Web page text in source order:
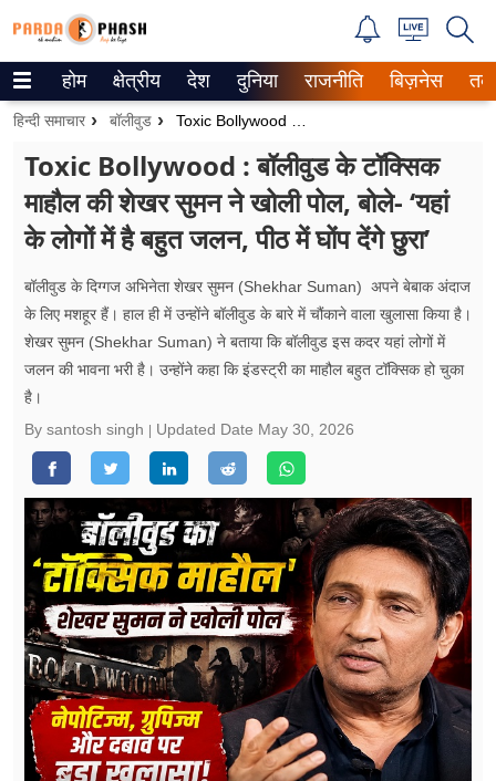
Trending on Google News
वेब स्टोरीज
उत्तर प्रदेश
गैलरी
वीडियो
रिलेशनशिप
जीवन मंत्रा
फूड
सेहत
ब्‍यूटी
जॉब्स
शिक्षा
अन्य खबरें
होम क्षेत्रीय देश दुनिया राजनीति बिज़नेस
हिन्दी समाचार बॉलीवुड
Toxic Bollywood : बॉलीवुड के टॉक्सिक
माहौल की शेखर सुमन ने खोली पोल, बोले- ‘यहां
के लोगों में है बहुत जलन, पीठ में घोंप देंगे छुरा’
बॉलीवुड के दिग्गज अभिनेता शेखर सुमन (Shekhar Suman) अपने बेबाक अंदाज
के लिए मशहूर हैं। हाल ही में उन्होंने बॉलीवुड के बारे में चौंकाने वाला खुलासा किया है।
शेखर सुमन (Shekhar Suman) ने बताया कि बॉलीवुड इस कदर यहां लोगों में
जलन की भावना भरी है। उन्होंने कहा कि इंडस्ट्री का माहौल बहुत टॉक्सिक हो चुका
है।
By santosh singh
Updated Date May 30, 2026